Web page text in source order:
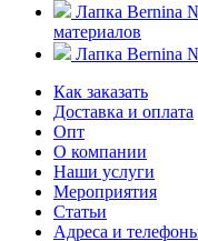
Лапка Bernina
материалов
Лапка Bernina
Как заказать
Доставка и оплата
Опт
О компании
Наши услуги
Мероприятия
Статьи
Адреса и